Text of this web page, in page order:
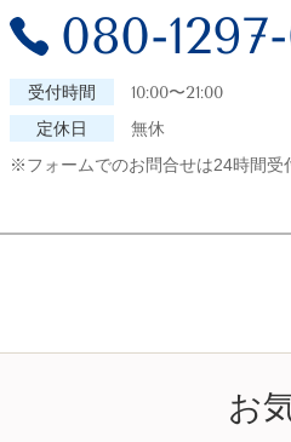
080-
受付時間
10:00〜21:00
定休日
無休
※フォームでのお問合せは24時間受
お